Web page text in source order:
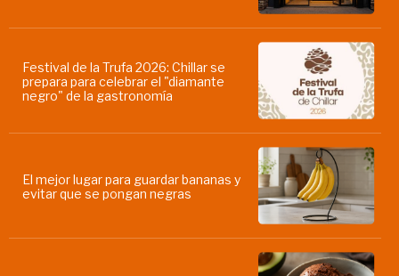
Festival de la Trufa 2026: Chillar se
prepara para celebrar el "diamante
negro" de la gastronomía
El mejor lugar para guardar bananas y
evitar que se pongan negras